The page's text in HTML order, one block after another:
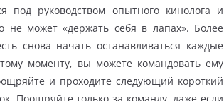
под руководством опытного кинолога и
не может «держать себя в лапах». Более
снова начать останавливаться каждые
моменту, вы можете командовать ему
и проходите следующий короткий
Поощряйте только за команду, даже если